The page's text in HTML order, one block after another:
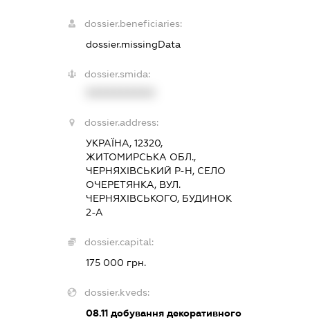
dossier.beneficiaries:
dossier.missingData
dossier.smida:
dossier.address:
УКРАЇНА, 12320,
ЖИТОМИРСЬКА ОБЛ.,
ЧЕРНЯХІВСЬКИЙ Р-Н, СЕЛО
ОЧЕРЕТЯНКА, ВУЛ.
ЧЕРНЯХІВСЬКОГО, БУДИНОК
2-А
dossier.capital:
175 000 грн.
dossier.kveds:
08.11 добування декоративного